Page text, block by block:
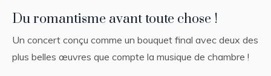
Du romantisme avant toute chose !
Un concert conçu comme un bouquet final avec deux des
plus belles œuvres que compte la musique de chambre !